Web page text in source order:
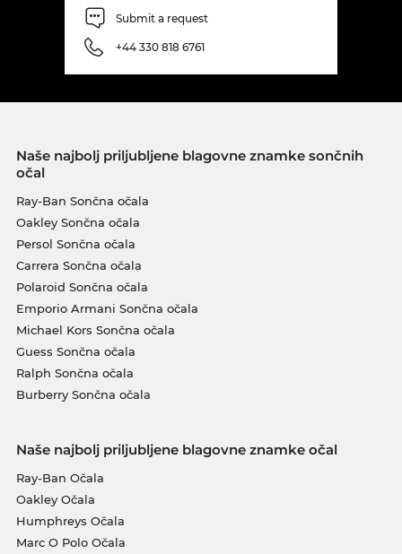
Submit a request
+44 330 818 6761
Naše najbolj priljubljene blagovne znamke sončnih
očal
Ray-Ban Sončna očala
Oakley Sončna očala
Persol Sončna očala
Carrera Sončna očala
Polaroid Sončna očala
Emporio Armani Sončna očala
Michael Kors Sončna očala
Guess Sončna očala
Ralph Sončna očala
Burberry Sončna očala
Naše najbolj priljubljene blagovne znamke očal
Ray-Ban Očala
Oakley Očala
Humphreys Očala
Marc O Polo Očala